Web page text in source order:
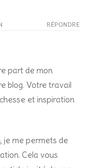
RÉPONDRE
part de mon
blog. Votre travail
et inspiration
je me permets de
Cela vous